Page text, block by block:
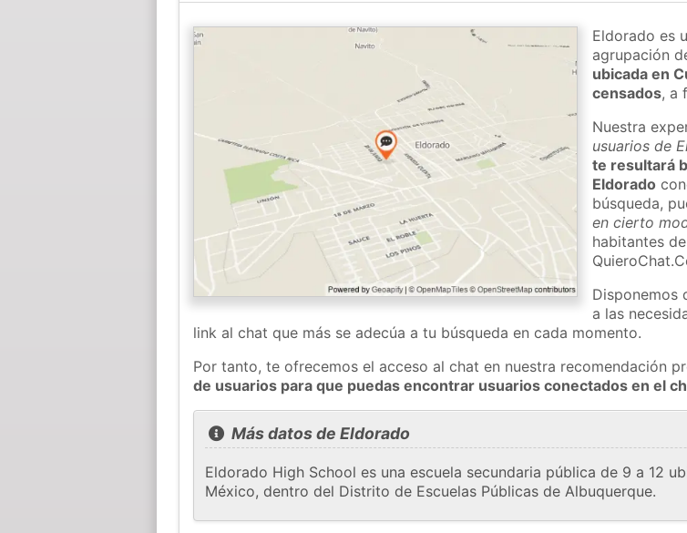
Eldorado es
agrupación
ubicada en
censados, a
Nuestra
usuarios de
te resultará
Eldorado
búsqueda,
en cierto
habitantes
Disponemos
a las
link al chat que más se adecúa a tu búsqueda en cada momento.
Por tanto, te ofrecemos el acceso al chat en nuestra recomendación
de usuarios para que puedas encontrar usuarios conectados en el
Más datos de Eldorado
Eldorado High School es una escuela secundaria pública de 9 a 12
México, dentro del Distrito de Escuelas Públicas de Albuquerque.